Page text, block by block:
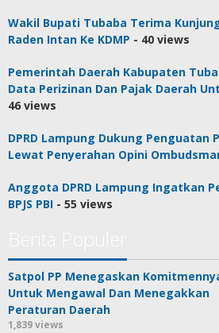
Wakil Bupati Tubaba Terima
Raden Intan Ke KDMP - 40 views
Pemerintah Daerah Kabupaten
Data Perizinan Dan Pajak Daerah
46 views
DPRD Lampung Dukung Penguatan
Lewat Penyerahan Opini
Anggota DPRD Lampung Ingatkan
BPJS PBI - 55 views
Satpol PP Menegaskan
Untuk Mengawal Dan Menegakkan
Peraturan Daerah
1,839 views